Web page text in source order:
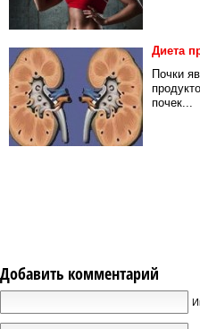
Диета
Почки
почек...
Добавить комментарий